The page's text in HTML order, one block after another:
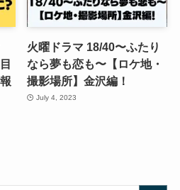
火曜ドラマ 18/40〜ふたり
なら夢も恋も〜【ロケ地・
撮影場所】金沢編！
July 4, 2023